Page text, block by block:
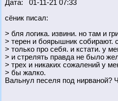
Дата: 01-11-21 07:33
сёник писал:
> бля логика. извини. но там и
> терен и боярышник собирают.
> только про себя. и кстати. у
> и стрелять правда не было
> трех и никаких сожалений у
> бы жалко.
Вальнул песеля под